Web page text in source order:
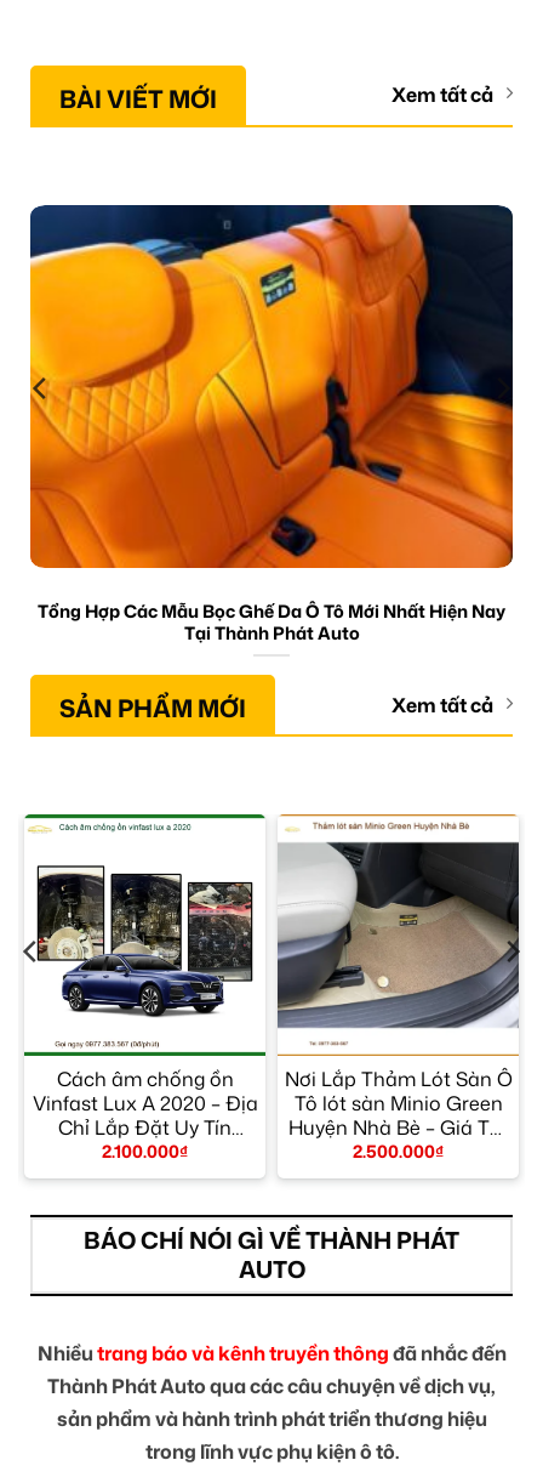
BÀI VIẾT MỚI Xem tất cả
Tổng Hợp Các Mẫu Bọc Ghế Da Ô Tô Mới Nhất Hiện Nay
Tại Thành Phát Auto
SẢN PHẨM MỚI Xem tất cả
Cách âm chống ồn
Vinfast Lux A 2020 – Địa
Chỉ Lắp Đặt Uy Tín
TPHCM
2.100.000₫
Nơi Lắp Thảm Lót Sàn Ô
Tô lót sàn Minio Green
Huyện Nhà Bè – Giá Tốt
TPHCM
2.500.000₫
BÁO CHÍ NÓI GÌ VỀ THÀNH PHÁT
AUTO
Nhiềutrang báo và kênh truyền thôngđã nhắc đến
Thành Phát Auto qua các câu chuyện về dịch vụ,
sản phẩm và hành trình phát triển thương hiệu
trong lĩnh vực phụ kiện ô tô.